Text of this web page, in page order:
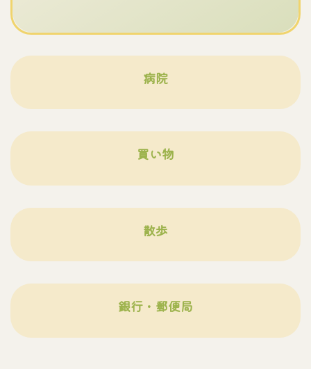
病院
買い物
散歩
銀行・郵便局